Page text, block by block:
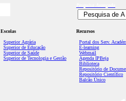
Escolas
Superior Agrária
Superior de Educação
Superior de Saúde
Superior de Tecnologia e Gestão
Recursos
Portal dos Serv.
E-learning
Webmail
Agenda IPBeja
Biblioteca
Repositório de
Repositório Científico
Balcão Único